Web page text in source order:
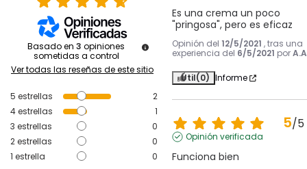
Basado en 3 opiniones
sometidas a control
Ver todas las reseñas de este sitio
5 estrellas
2
4estrellas
1
3 estrellas
0
2estrellas
0
1 estrella 0
Es una crema un poco
"pringosa", pero es eficaz
Opinión del 12/5/2021 , tras una
experiencia del 6/5/2021 por
Útil(0) Informe
5/5
Opinión verificada
Funciona bien